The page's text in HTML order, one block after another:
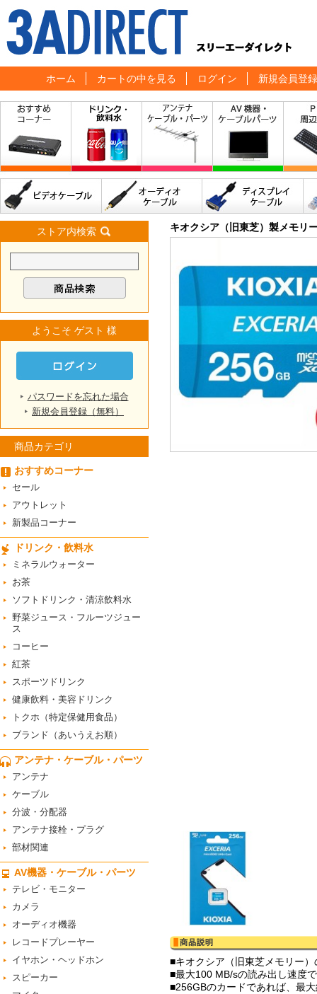
ホーム カートの中を見る ログイン 新規会員登録
ストア内検索
ようこそ ゲスト 様
パスワードを忘れた場合
新規会員登録（無料）
商品カテゴリ
おすすめコーナー
セール
アウトレット
新製品コーナー
ドリンク・飲料水
ミネラルウォーター
お茶
ソフトドリンク・清涼飲料水
野菜ジュース・フルーツジュー
ス
コーヒー
紅茶
スポーツドリンク
健康飲料・美容ドリンク
トクホ（特定保健用食品）
ブランド（あいうえお順）
アンテナ・ケーブル・パーツ
アンテナ
ケーブル
分波・分配器
アンテナ接栓・プラグ
部材関連
AV機器・ケーブル・パーツ
テレビ・モニター
カメラ
オーディオ機器
レコードプレーヤー
イヤホン・ヘッドホン
スピーカー
キオクシア（旧東芝）製メモリ
■キオクシア（旧東芝メモリー
■最大100 MB/sの読み出し速度
■256GBのカードであれば、最